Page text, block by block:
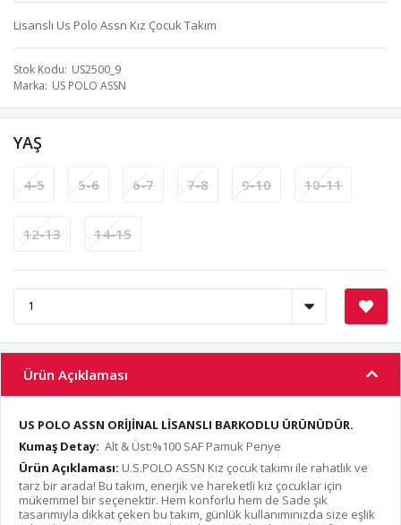
Lisanslı Us Polo Assn Kız Çocuk Takım
Stok Kodu US2500_9
Marka US POLO ASSN
YAŞ
4-5 5-6 6-7 7-8 9-10 10-11
12-13 14-15
Ürün Açıklaması
US POLO ASSN ORİJİNAL LİSANSLI BARKODLU ÜRÜNÜDÜR.
Kumaş Detay: Alt & Üst:%100 SAF Pamuk Penye
Ürün Açıklaması: U.S.POLO ASSN Kız çocuk takımı ile rahatlık ve
tarz bir arada! Bu takım, enerjik ve hareketli kız çocuklar için
mükemmel bir seçenektir. Hem konforlu hem de Sade şık
tasarımıyla dikkat çeken bu takım, günlük kullanımınızda size eşlik